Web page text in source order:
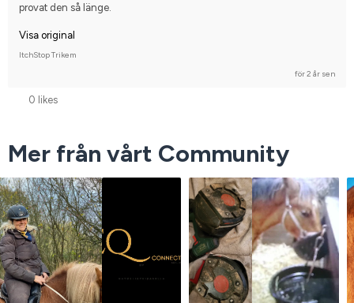
provat den så länge.
Visa original
ItchStop Trikem
för 2 år sen
0 likes
Mer från vårt Community